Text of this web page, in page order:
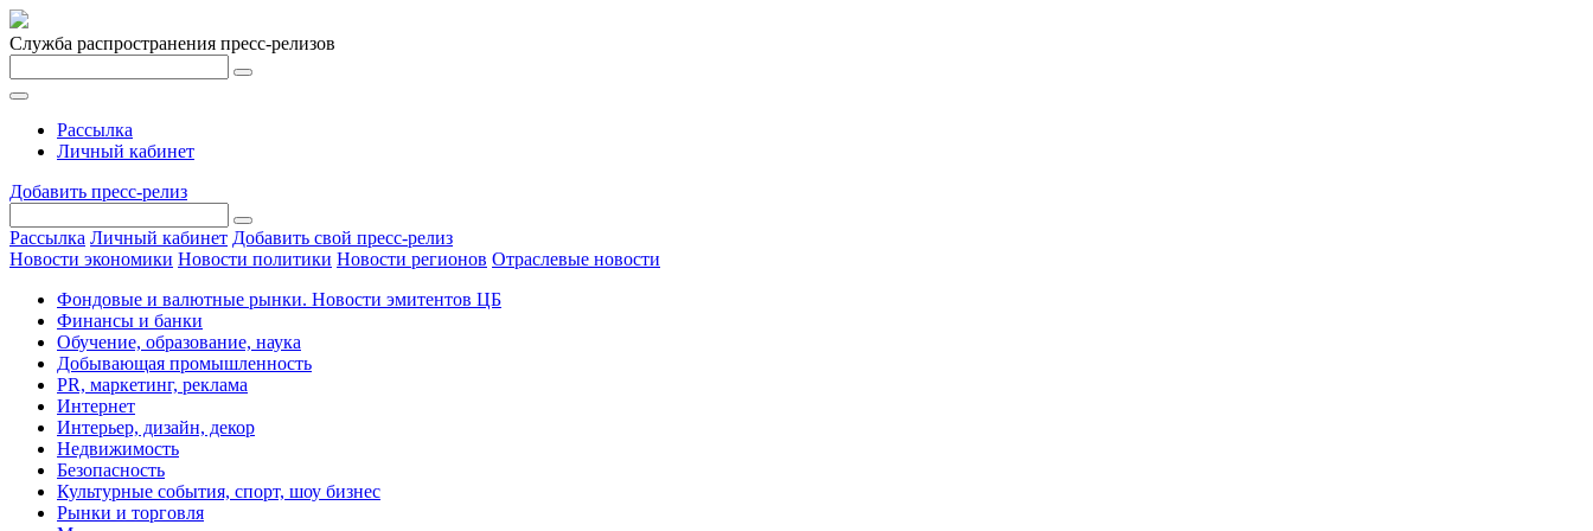
Служба распространения пресс-релизов
Рассылка
Личный кабинет
Добавить пресс-релиз
Рассылка Личный кабинет Добавить свой пресс-релиз
Новости экономики Новости политики Новости регионов Отраслевые новости
Фондовые и валютные рынки. Новости эмитентов ЦБ
Финансы и банки
Обучение, образование, наука
Добывающая промышленность
PR, маркетинг, реклама
Интернет
Интерьер, дизайн, декор
Недвижимость
Безопасность
Культурные события, спорт, шоу бизнес
Рынки и торговля